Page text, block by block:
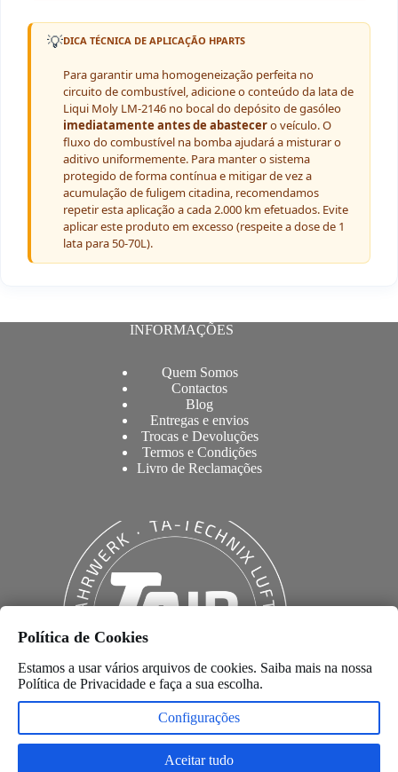
💡DICA TÉCNICA DE APLICAÇÃO HPARTS
Para garantir uma homogeneização perfeita no
circuito de combustível, adicione o conteúdo da lata de
Liqui Moly LM-2146 no bocal do depósito de gasóleo
imediatamente antes de abastecero veículo. O
fluxo do combustível na bomba ajudará a misturar o
aditivo uniformemente. Para manter o sistema
protegido de forma contínua e mitigar de vez a
acumulação de fuligem citadina, recomendamos
repetir esta aplicação a cada 2.000 km efetuados. Evite
aplicar este produto em excesso (respeite a dose de 1
lata para 50-70L).
INFORMAÇÕES
Quem Somos
Contactos
Blog
Entregas e envios
Trocas e Devoluções
Termos e Condições
Livro de Reclamações
Política de Cookies
Estamos a usar vários arquivos de cookies. Saiba mais na nossa
Política de Privacidade e faça a sua escolha.
Configurações
Aceitar tudo